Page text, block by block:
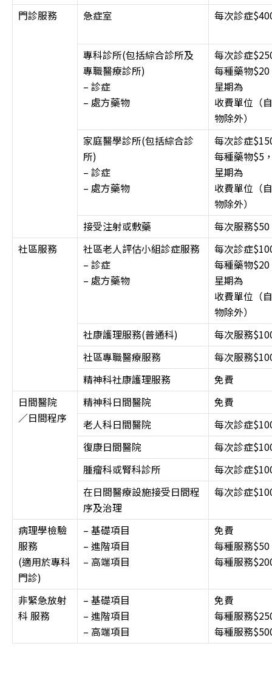
門診服務 急症室 每次診症
專科診所(包括綜合診所及
專職醫療診所)
– 診症
– 處方藥物
每次診症
每種藥物
星期為
收費單位（
物除外）
家庭醫學診所(包括綜合診
所)
– 診症
– 處方藥物
每次診症
每種藥物$5
星期為
收費單位（
物除外）
接受注射或敷藥
每次服務$50
社區服務
社區老人評估小組診症服務
– 診症
– 處方藥物
每次診症
每種藥物
星期為
收費單位（
物除外）
社康護理服務(普通科)
每次服務
社區專職醫療服務
每次服務
精神科社康護理服務
免費
日間醫院
／日間程序
精神科日間醫院
免費
老人科日間醫院
每次診症
復康日間醫院
每次診症
腫瘤科或腎科診所
每次診症
在日間醫療設施接受日間程
序及治理
每次診症
病理學檢驗
服務
(適用於專科
門診)
– 基礎項目
– 進階項目
– 高端項目
免費
每種服務$50
每種服務
非緊急放射
科 服務
– 基礎項目
– 進階項目
– 高端項目
免費
每種服務
每種服務